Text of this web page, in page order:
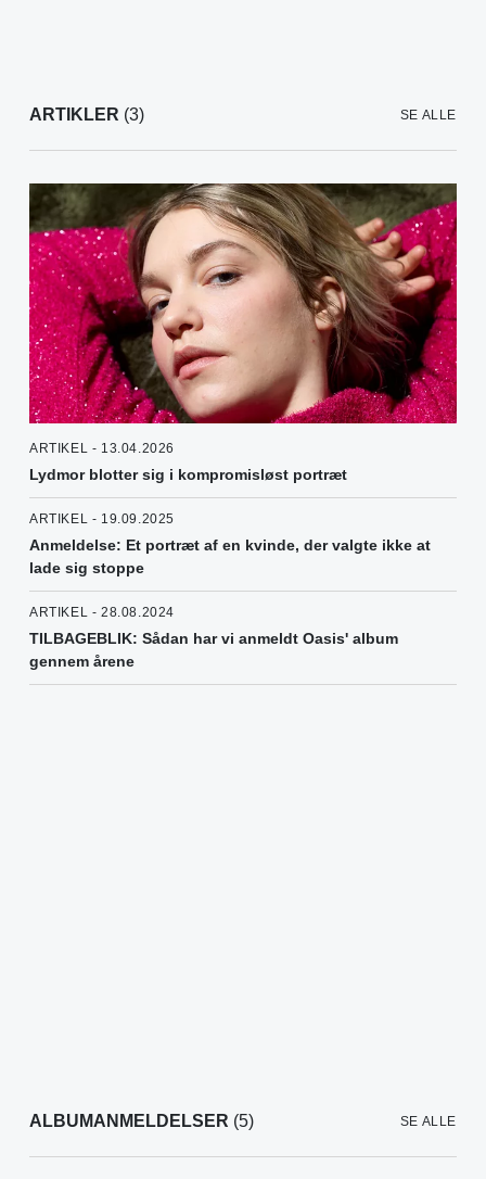
ARTIKLER (3) SE ALLE
ARTIKEL - 13.04.2026
Lydmor blotter sig i kompromisløst portræt
ARTIKEL - 19.09.2025
Anmeldelse: Et portræt af en kvinde, der valgte ikke at
lade sig stoppe
ARTIKEL - 28.08.2024
TILBAGEBLIK: Sådan har vi anmeldt Oasis' album
gennem årene
ALBUMANMELDELSER (5) SE ALLE